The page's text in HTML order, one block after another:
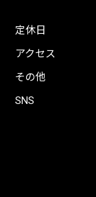
定休日
アクセス
その他
SNS